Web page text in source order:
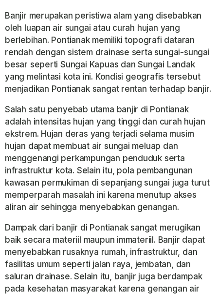
Banjir merupakan peristiwa alam yang disebabkan
oleh luapan air sungai atau curah hujan yang
berlebihan. Pontianak memiliki topografi dataran
rendah dengan sistem drainase serta sungai-sungai
besar seperti Sungai Kapuas dan Sungai Landak
yang melintasi kota ini. Kondisi geografis tersebut
menjadikan Pontianak sangat rentan terhadap banjir.
Salah satu penyebab utama banjir di Pontianak
adalah intensitas hujan yang tinggi dan curah hujan
ekstrem. Hujan deras yang terjadi selama musim
hujan dapat membuat air sungai meluap dan
menggenangi perkampungan penduduk serta
infrastruktur kota. Selain itu, pola pembangunan
kawasan permukiman di sepanjang sungai juga turut
memperparah masalah ini karena menutup akses
aliran air sehingga menyebabkan genangan.
Dampak dari banjir di Pontianak sangat merugikan
baik secara materiil maupun immateriil. Banjir dapat
menyebabkan rusaknya rumah, infrastruktur, dan
fasilitas umum seperti jalan raya, jembatan, dan
saluran drainase. Selain itu, banjir juga berdampak
pada kesehatan masyarakat karena genangan air